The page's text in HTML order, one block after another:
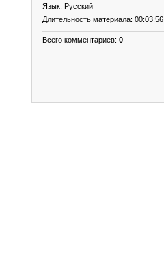
Язык: Русский
Длительность материала: 00:03:56
Всего комментариев: 0